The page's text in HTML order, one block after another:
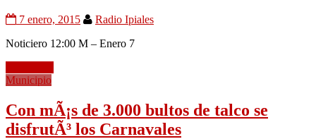
7 enero, 2015
Radio Ipiales
Noticiero 12:00 M – Enero 7
Municipio
Con mÃ¡s de 3.000 bultos de talco se
disfrutÃ³ los Carnavales